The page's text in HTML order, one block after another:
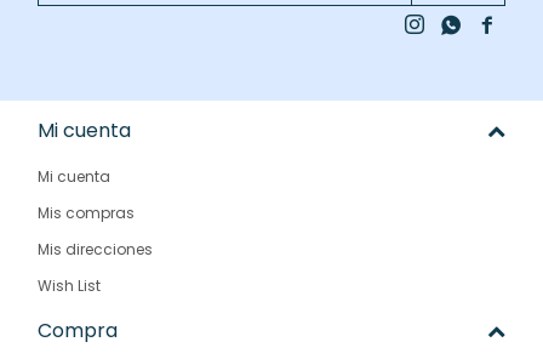

 
Mi cuenta
Mi cuenta
Mis compras
Mis direcciones
Wish List
Compra